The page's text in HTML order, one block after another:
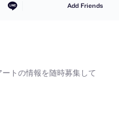
Add Friends
トの情報を随時募集して